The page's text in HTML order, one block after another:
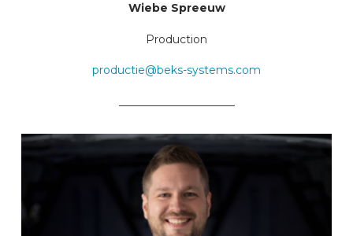
Wiebe Spreeuw
Production
productie@beks-systems.com